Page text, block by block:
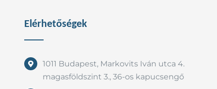
Elérhetőségek
1011 Budapest, Markovits Iván utca 4.
magasföldszint 3., 36-os kapucsengő